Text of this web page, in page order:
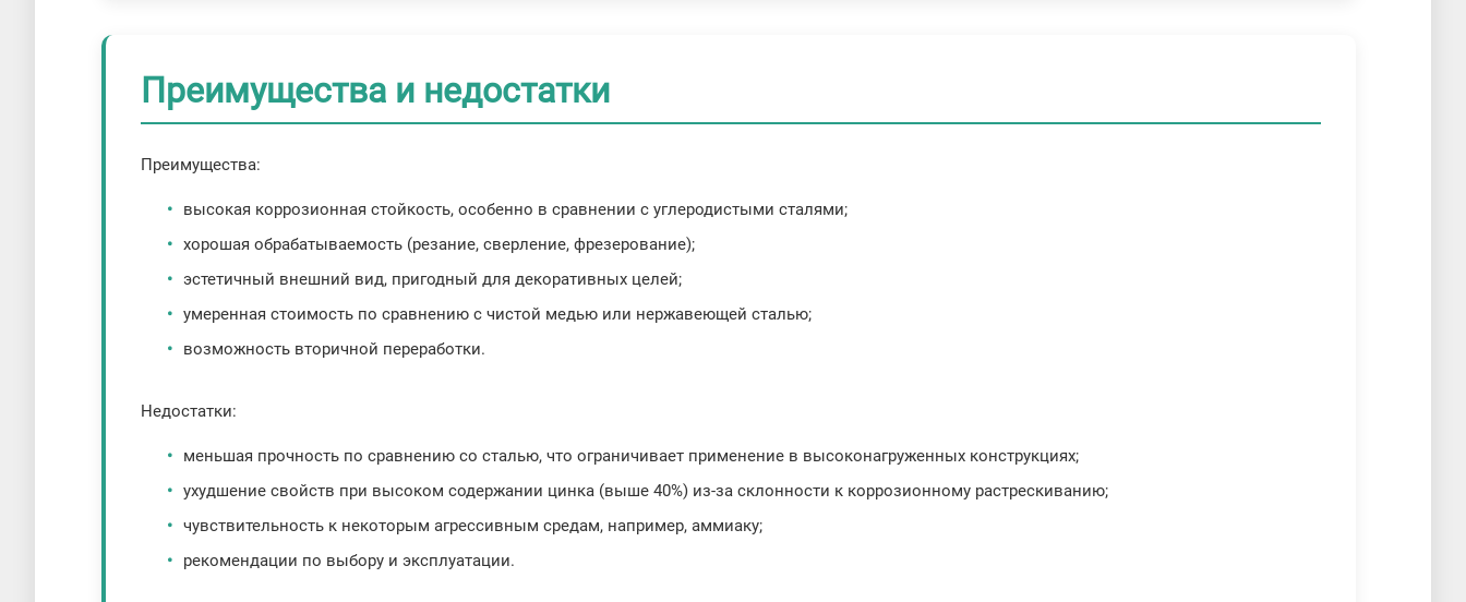
Преимущества и недостатки
Преимущества:
высокая коррозионная стойкость, особенно в сравнении с углеродистыми сталями;
хорошая обрабатываемость (резание, сверление, фрезерование);
эстетичный внешний вид, пригодный для декоративных целей;
умеренная стоимость по сравнению с чистой медью или нержавеющей сталью;
возможность вторичной переработки.
Недостатки:
меньшая прочность по сравнению со сталью, что ограничивает применение в высоконагруженных конструкциях;
ухудшение свойств при высоком содержании цинка (выше 40%) из-за склонности к коррозионному растрескиванию;
чувствительность к некоторым агрессивным средам, например, аммиаку;
рекомендации по выбору и эксплуатации.